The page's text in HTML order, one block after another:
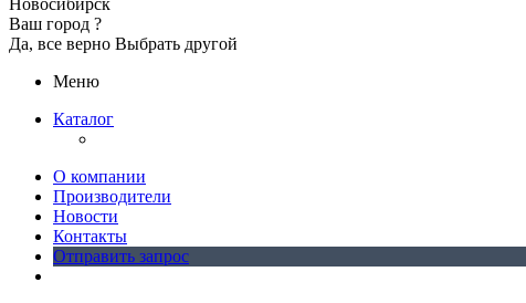
Новосибирск
Ваш город ?
Да, все верно Выбрать другой
Меню
Каталог
О компании
Производители
Новости
Контакты
Отправить запрос